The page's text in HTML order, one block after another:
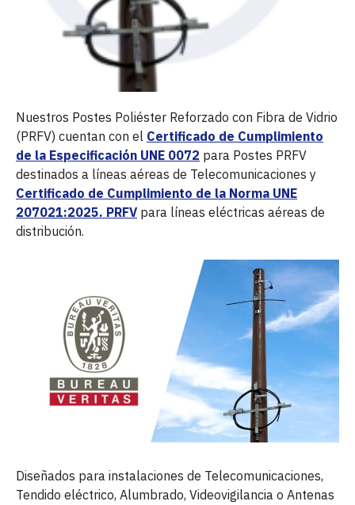
Nuestros Postes Poliéster Reforzado con Fibra de Vidrio
(PRFV) cuentan con el Certificado de Cumplimiento
de la Especificación UNE 0072 para Postes PRFV
destinados a líneas aéreas de Telecomunicaciones y
Certificado de Cumplimiento de la Norma UNE
207021:2025. PRFV para líneas eléctricas aéreas de
distribución.
Diseñados para instalaciones de Telecomunicaciones,
Tendido eléctrico, Alumbrado, Videovigilancia o Antenas